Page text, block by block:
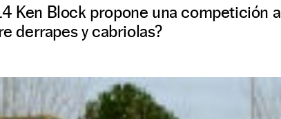
Ken Block propone una competición a
derrapes y cabriolas?